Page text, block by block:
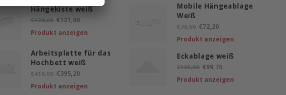
Hängekiste weiß
€128,00 €121,60
Produkt anzeigen
Mobile Hängeablage
Weiß
€76,00 €72,20
Produkt anzeigen
Arbeitsplatte für das
Hochbett weiß
€416,00 €395,20
Produkt anzeigen
Eckablage weiß
€105,00 €99,75
Produkt anzeigen